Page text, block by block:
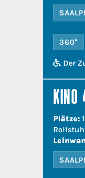
360°
Der
KINO
Plätze: